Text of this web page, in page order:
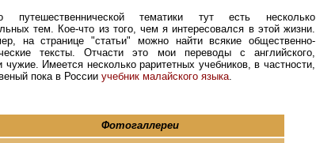
путешественнической тематики тут есть несколько
тем. Кое-что из того, чем я интересовался в этой жизни.
на странице "статьи" можно найти всякие общественно-
тексты. Отчасти это мои переводы с английского,
чужие. Имеется несколько раритетных учебников, в частности,
пока в России учебник малайского языка.
Фотогаллереи